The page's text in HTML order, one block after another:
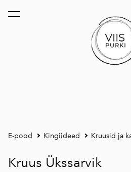
lisati ostukorvi. Vaata ostukorvi
E-pood Kingiideed Kruusid ja
Kruus Ükssarvik